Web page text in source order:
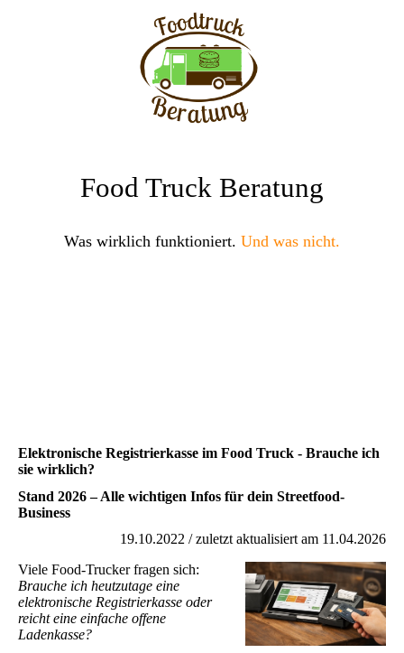
Food Truck Beratung
Was wirklich funktioniert. Und was nicht.
Elektronische Registrierkasse im Food Truck - Brauche ich
sie wirklich?
Stand 2026 – Alle wichtigen Infos für dein Streetfood-
Business
19.10.2022 / zuletzt aktualisiert am 11.04.2026
Viele Food-Trucker fragen sich:
Brauche ich heutzutage eine
elektronische Registrierkasse oder
reicht eine einfache offene
Ladenkasse?